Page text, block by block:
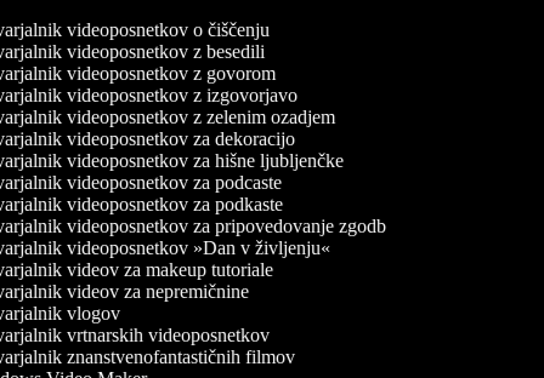
videoposnetkov o čiščenju
videoposnetkov z besedili
videoposnetkov z govorom
videoposnetkov z izgovorjavo
videoposnetkov z zelenim ozadjem
videoposnetkov za dekoracijo
videoposnetkov za hišne ljubljenčke
videoposnetkov za podcaste
videoposnetkov za podkaste
videoposnetkov za pripovedovanje zgodb
videoposnetkov »Dan v življenju«
videov za makeup tutoriale
videov za nepremičnine
vlogov
vrtnarskih videoposnetkov
znanstvenofantastičnih filmov